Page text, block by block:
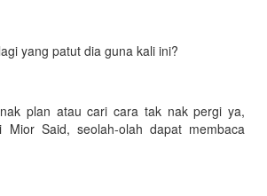
yang patut dia guna kali ini?
plan atau cari cara tak nak pergi ya,
Mior Said, seolah-olah dapat membaca